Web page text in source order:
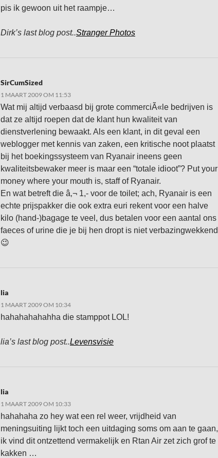
pis ik gewoon uit het raampje…
Dirk’s last blog post..Stranger Photos
SirCumSized
1 MAART 2009 OM 11:53
Wat mij altijd verbaasd bij grote commerciÃ«le bedrijven is
dat ze altijd roepen dat de klant hun kwaliteit van
dienstverlening bewaakt. Als een klant, in dit geval een
weblogger met kennis van zaken, een kritische noot plaatst
bij het boekingssysteem van Ryanair ineens geen
kwaliteitsbewaker meer is maar een “totale idioot”? Put your
money where your mouth is, staff of Ryanair.
En wat betreft die â‚¬ 1,- voor de toilet; ach, Ryanair is een
echte prijspakker die ook extra euri rekent voor een halve
kilo (hand-)bagage te veel, dus betalen voor een aantal ons
faeces of urine die je bij hen dropt is niet verbazingwekkend
😉
lia
1 MAART 2009 OM 10:34
hahahahahahha die stamppot LOL!
lia’s last blog post..Levensvisie
lia
1 MAART 2009 OM 10:33
hahahaha zo hey wat een rel weer, vrijdheid van
meningsuiting lijkt toch een uitdaging soms om aan te gaan,
ik vind dit ontzettend vermakelijk en Rtan Air zet zich grof te
kakken …